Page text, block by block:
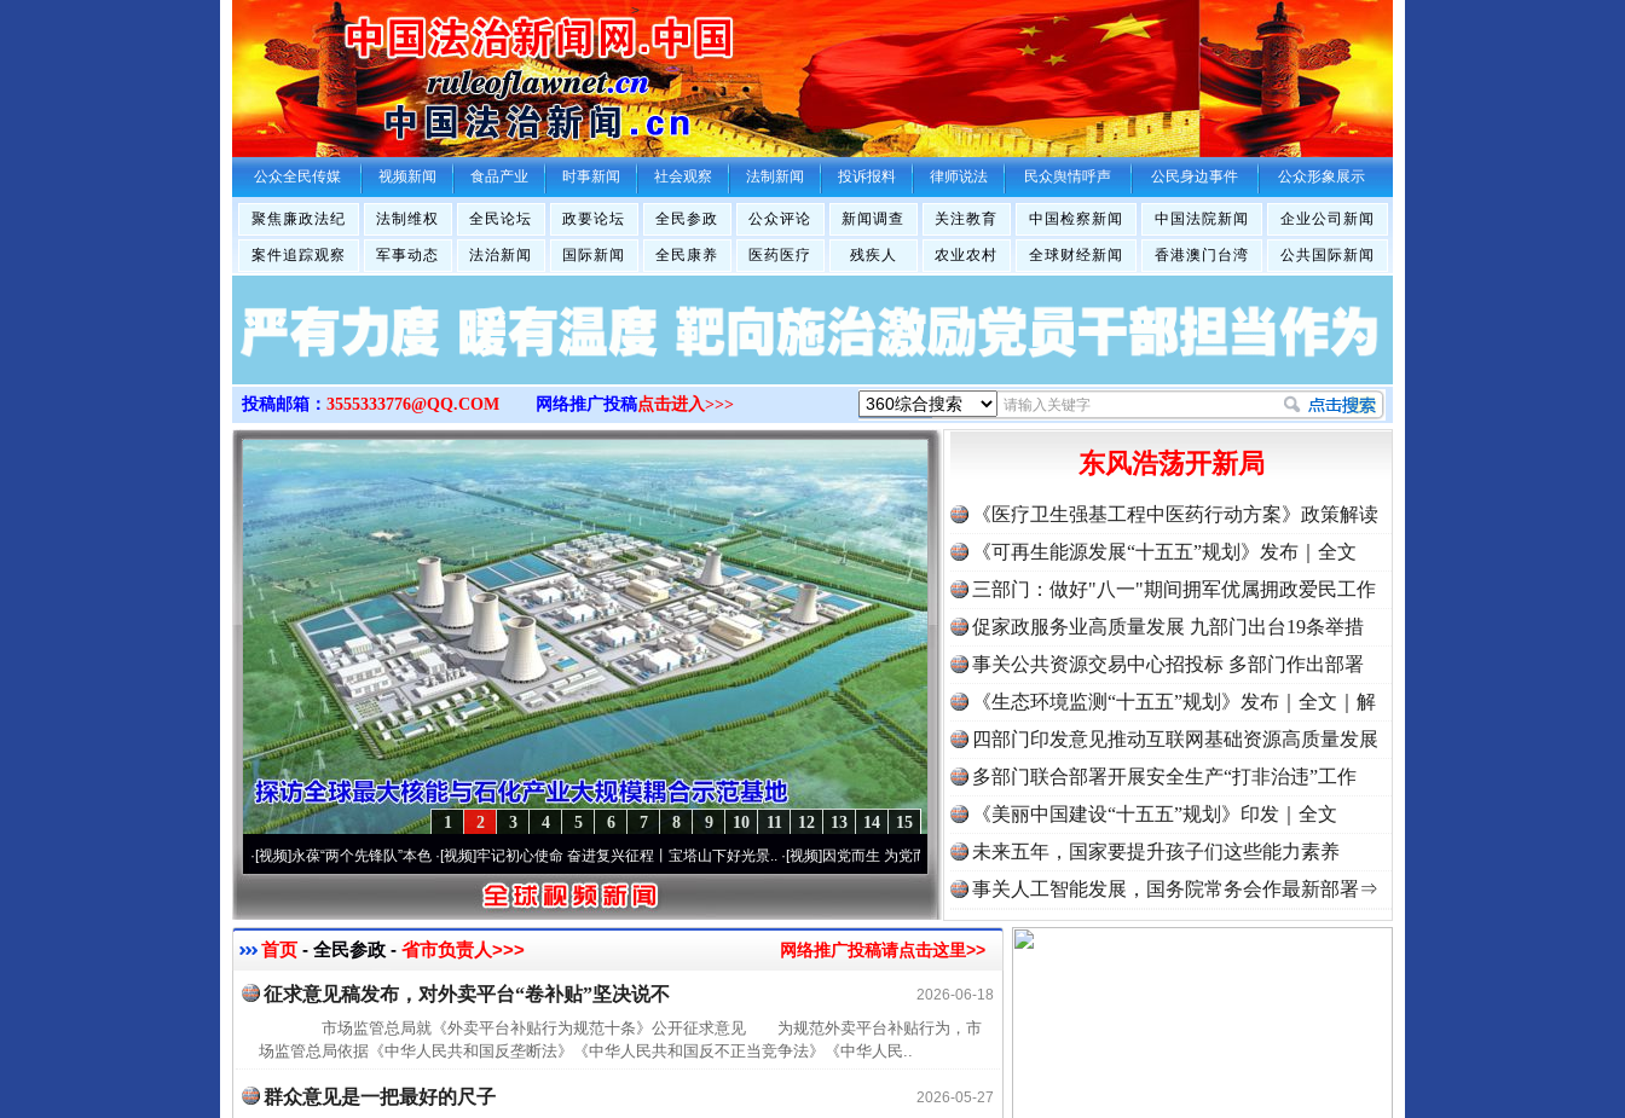
>
公众全民传媒 视频新闻 食品产业 时事新闻 社会观察 法制新闻 投诉报料 律师说法 民众舆情呼声 公民身边事件 公众形象展示
聚焦廉政法纪 法制维权 全民论坛 政要论坛 全民参政 公众评论 新闻调查 关注教育 中国检察新闻 中国法院新闻 企业公司新闻
案件追踪观察 军事动态 法治新闻 国际新闻 全民康养 医药医疗 残疾人 农业农村 全球财经新闻 香港澳门台湾 公共国际新闻
投稿邮箱： 3555333776@QQ.COM 网络推广投稿点击进入>>>
15
14
13
12
11
10
9
8
7
6
5
4
3
2
1
永葆“两个先锋队”本色·[视频]牢记初心使命 奋进复兴征程丨宝塔山下好光景..·[视频]因党而生 为党而战——百年“纪”事⑧加强纪律.. ·[视频]牢记初心使命 奋进复兴征程丨“转折之城”激荡..
东风浩荡开新局
《医疗卫生强基工程中医药行动方案》政策解读
《可再生能源发展“十五五”规划》发布｜全文
三部门：做好"八一"期间拥军优属拥政爱民工作
促家政服务业高质量发展 九部门出台19条举措
事关公共资源交易中心招投标 多部门作出部署
《生态环境监测“十五五”规划》发布｜全文｜解
读
四部门印发意见推动互联网基础资源高质量发展
多部门联合部署开展安全生产“打非治违”工作
《美丽中国建设“十五五”规划》印发｜全文
未来五年，国家要提升孩子们这些能力素养
事关人工智能发展，国务院常务会作最新部署⇒
首页 - 全民参政 - 省市负责人>>> 网络推广投稿请点击这里>>
2026-06-18
征求意见稿发布，对外卖平台“卷补贴”坚决说不
市场监管总局就《外卖平台补贴行为规范十条》公开征求意见 为规范外卖平台补贴行为，市
场监管总局依据《中华人民共和国反垄断法》《中华人民共和国反不正当竞争法》《中华人民..
2026-05-27
群众意见是一把最好的尺子